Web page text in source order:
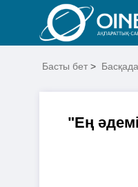
Басты бет > Басқада
"Ең